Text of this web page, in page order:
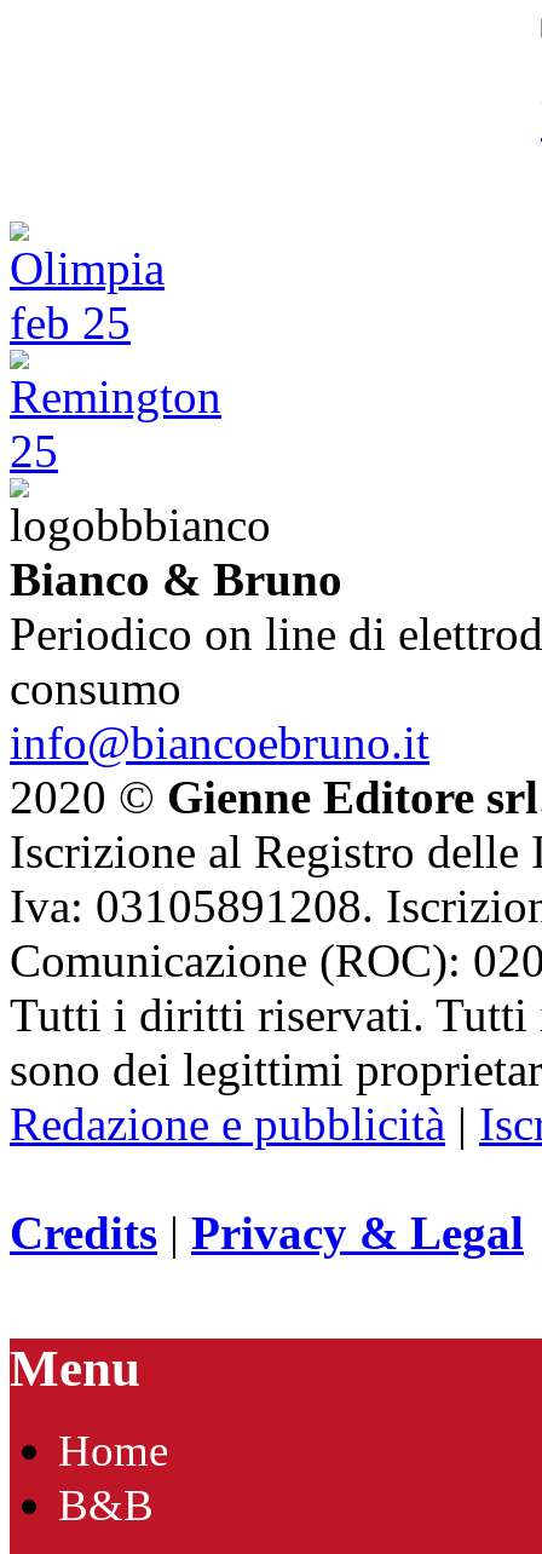
Bianco & Bruno
Periodico on line di
consumo
info@biancoebruno.it
2020 © Gienne Editore srl
Iscrizione al Registro delle
Iva: 03105891208.
Comunicazione (ROC):
Tutti i diritti riservati. Tutti
sono dei legittimi
Redazione e pubblicità |
Credits | Privacy & Legal
Menu
Home
B&B